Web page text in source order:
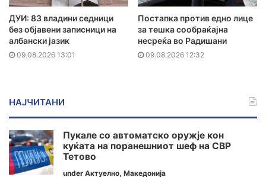
ДУИ: 83 владини седници
без објавени записници на
албански јазик
09.08.2026 13:01
Постапка против едно лице
за тешка сообраќајна
несреќа во Радишани
09.08.2026 12:32
НАЈЧИТАНИ
Пукале со автоматско оружје кон
куќата на поранешниот шеф на СВР
Тетово
under Актуелно, Македонија